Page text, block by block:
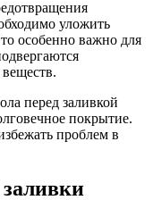
уложить
особенно важно для
перед заливкой
покрытие.
проблем в